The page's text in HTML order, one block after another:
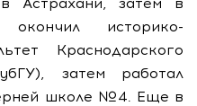
историко-
Краснодарского
затем работал
школе №4. Еще в